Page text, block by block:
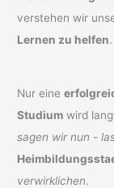
verstehen wir
Lernen zu helfen.
Nur eine
Studium wird
sagen wir nun -
verwirklichen.